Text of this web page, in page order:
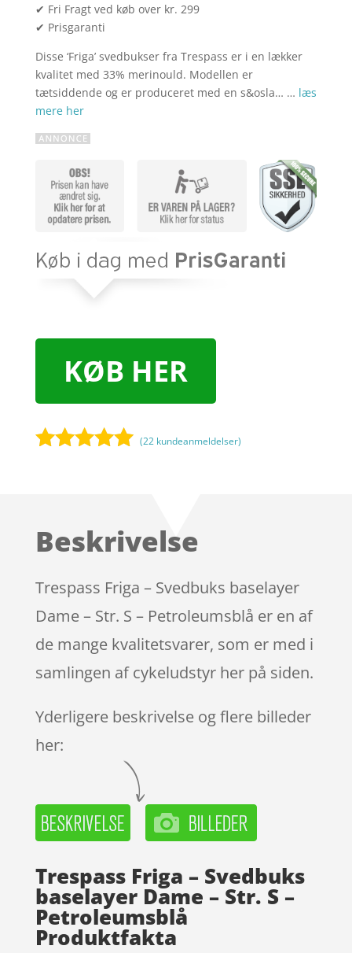
✔ Fri Fragt ved køb over kr. 299
✔ Prisgaranti
Disse ‘Friga’ svedbukser fra Trespass er i en lækker
kvalitet med 33% merinould. Modellen er
tætsiddende og er produceret med en s&osla… … læs
mere her
KØB HER
kundebedøm
(22 kundeanmeldelser)
Beskrivelse
Trespass Friga – Svedbuks baselayer
Dame – Str. S – Petroleumsblå er en af
de mange kvalitetsvarer, som er med i
samlingen af cykeludstyr her på siden.
Yderligere beskrivelse og flere billeder
her:
Trespass Friga – Svedbuks
baselayer Dame – Str. S –
Petroleumsblå
Produktfakta